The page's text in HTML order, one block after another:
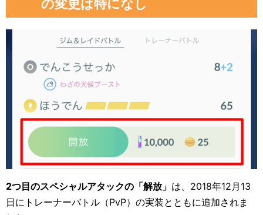
の変更は特になし
2つ目のスペシャルアタックの「解放」 は、2018年12月13
日にトレーナーバトル（PvP）の実装とともに追加されま